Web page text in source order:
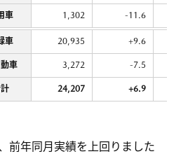
車 1,302 -11.6
車 20,935 +9.6
車 3,272 -7.5
24,207 +6.9
前年同月実績を上回りました